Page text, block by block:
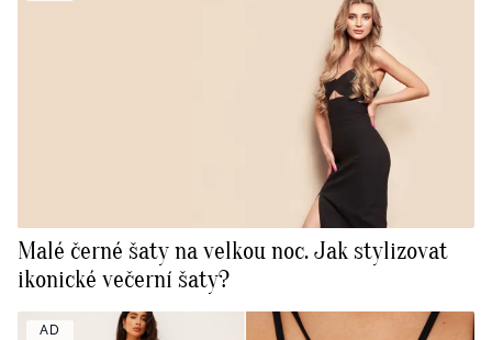
Malé černé šaty na velkou noc. Jak stylizovat
ikonické večerní šaty?
AD